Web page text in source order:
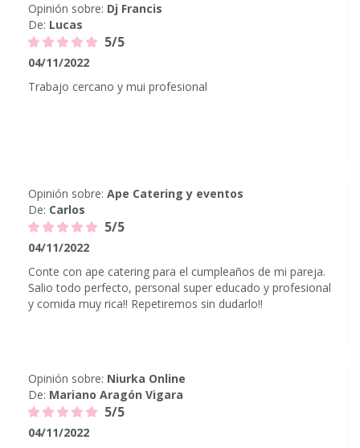
Opinión sobre: Dj Francis
De: Lucas
5/5
04/11/2022
Trabajo cercano y mui profesional
Opinión sobre: Ape Catering y eventos
De: Carlos
5/5
04/11/2022
Conte con ape catering para el cumpleaños de mi pareja.
Salio todo perfecto, personal super educado y profesional
y comida muy rica!! Repetiremos sin dudarlo!!
Opinión sobre: Niurka Online
De: Mariano Aragón Vigara
5/5
04/11/2022